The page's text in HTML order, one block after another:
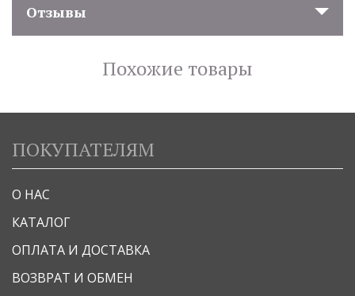
Отзывы
Похожие товары
ПОКУПАТЕЛЯМ
О НАС
КАТАЛОГ
ОПЛАТА И ДОСТАВКА
ВОЗВРАТ И ОБМЕН